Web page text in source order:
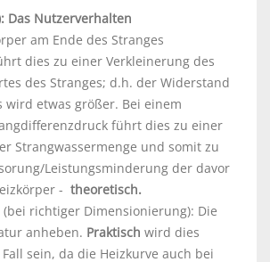
Das Nutzerverhalten
am Ende des Stranges
dies zu einer Verkleinerung des
des Stranges; d.h. der Widerstand
wird etwas größer. Bei einem
führt dies zu einer
Strangwassermenge und somit zu
Leistungsminderung der davor
- theoretisch.
(bei richtiger Dimensionierung): Die
anheben. Praktisch wird dies
sein, da die Heizkurve auch bei